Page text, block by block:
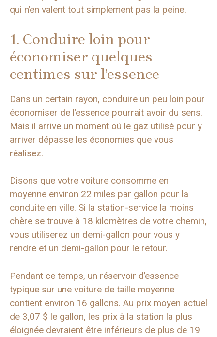
qui n’en valent tout simplement pas la peine.
1. Conduire loin pour
économiser quelques
centimes sur l’essence
Dans un certain rayon, conduire un peu loin pour
économiser de l’essence pourrait avoir du sens.
Mais il arrive un moment où le gaz utilisé pour y
arriver dépasse les économies que vous
réalisez.
Disons que votre voiture consomme en
moyenne environ 22 miles par gallon pour la
conduite en ville. Si la station-service la moins
chère se trouve à 18 kilomètres de votre chemin,
vous utiliserez un demi-gallon pour vous y
rendre et un demi-gallon pour le retour.
Pendant ce temps, un réservoir d’essence
typique sur une voiture de taille moyenne
contient environ 16 gallons. Au prix moyen actuel
de 3,07 $ le gallon, les prix à la station la plus
éloignée devraient être inférieurs de plus de 19